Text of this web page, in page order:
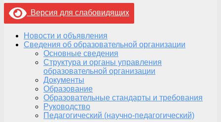
Версия для слабовидящих
Новости и объявления
Сведения об образовательной организации
Основные сведения
Структура и органы управления
образовательной организации
Документы
Образование
Образовательные стандарты и требования
Руководство
Педагогический (научно-педагогический)